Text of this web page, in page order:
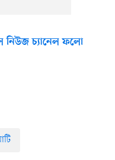
চ্যানেল ফলো